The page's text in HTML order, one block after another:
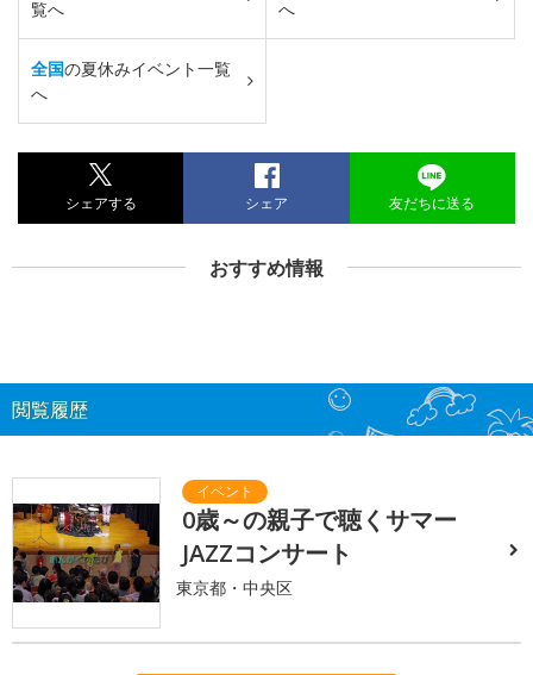
覧へ へ
全国の夏休みイベント一覧
へ
シェアする シェア 友だちに送る
おすすめ情報
閲覧履歴
0歳～の親子で聴くサマー
JAZZコンサート
東京都・中央区